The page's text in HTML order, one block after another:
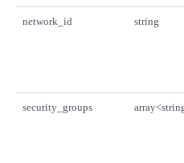
network_id string
security_groups